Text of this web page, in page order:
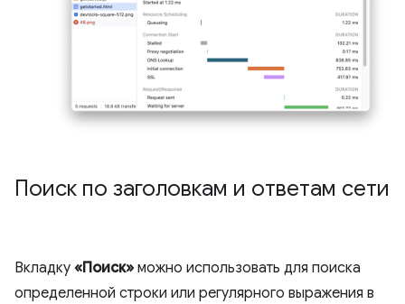
Поиск по заголовкам и ответам сети
Вкладку «Поиск» можно использовать для поиска
определенной строки или регулярного выражения в